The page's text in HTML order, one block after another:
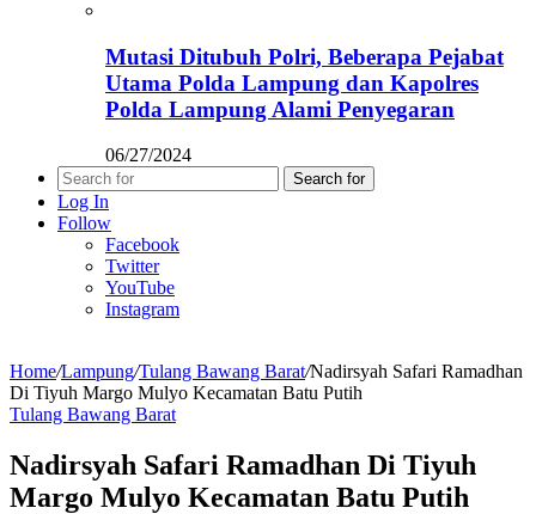
Mutasi Ditubuh Polri, Beberapa Pejabat
Utama Polda Lampung dan Kapolres
Polda Lampung Alami Penyegaran
06/27/2024
Search for
Log In
Follow
Facebook
Twitter
YouTube
Instagram
Home/Lampung/Tulang Bawang Barat/Nadirsyah Safari Ramadhan
Di Tiyuh Margo Mulyo Kecamatan Batu Putih
Tulang Bawang Barat
Nadirsyah Safari Ramadhan Di Tiyuh
Margo Mulyo Kecamatan Batu Putih